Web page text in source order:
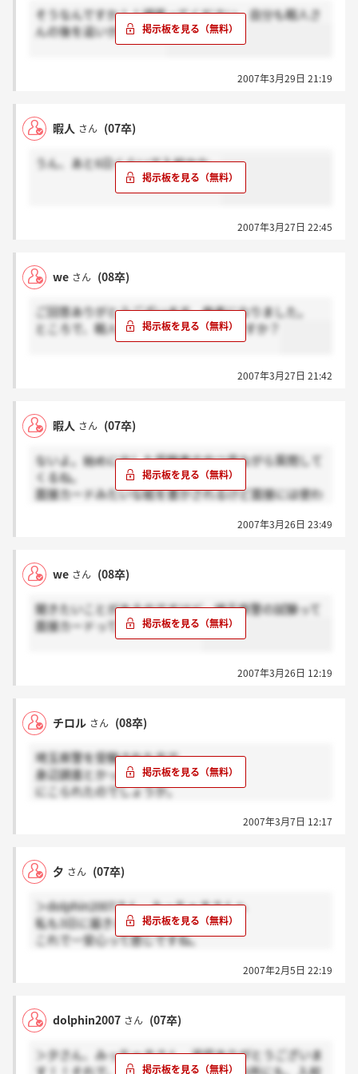
そうなんですか！！頑張ってください。自分も暇人さ
んの後を追いかけます！
2007年3月29日 21:19
暇人 さん (07卒)
うん、あと6日くらいで入校かな。
2007年3月27日 22:45
we さん (08卒)
ご回答ありがとうございます。参考になりました。
ところで、暇人さんは今年の4月採用ですか？
2007年3月27日 21:42
暇人 さん (07卒)
ないよ。始めに出した受験表のやつ見ながら質問して
くるね。
面接カードみたいな紙を書かされるけど面接には使わ
2007年3月26日 23:49
we さん (08卒)
聞きたいことがあるのですけど、埼玉県警の試験って
面接カードってあるのですか？
2007年3月26日 12:19
チロル さん (08卒)
埼玉県警を受験された方で
身辺調査とかって大学や会社とか
にこられたのでしょうか。
2007年3月7日 12:17
夕 さん (07卒)
＞dolphin2007さん、みっちゃきさんへ
私も3日に届きました。
これで一安心って感じですね。
小型限定で通っているんですけど、なかなか…
2007年2月5日 22:19
dolphin2007 さん (07卒)
＞夕さん、みっちゃきさん、返信ありがとうございま